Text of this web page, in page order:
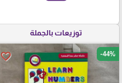
توزيعات بالجملة
favorite_border -44%